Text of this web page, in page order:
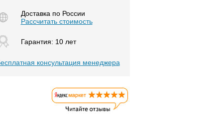
Доставка по России
Рассчитать стоимость
Гарантия: 10 лет
консультация менеджера